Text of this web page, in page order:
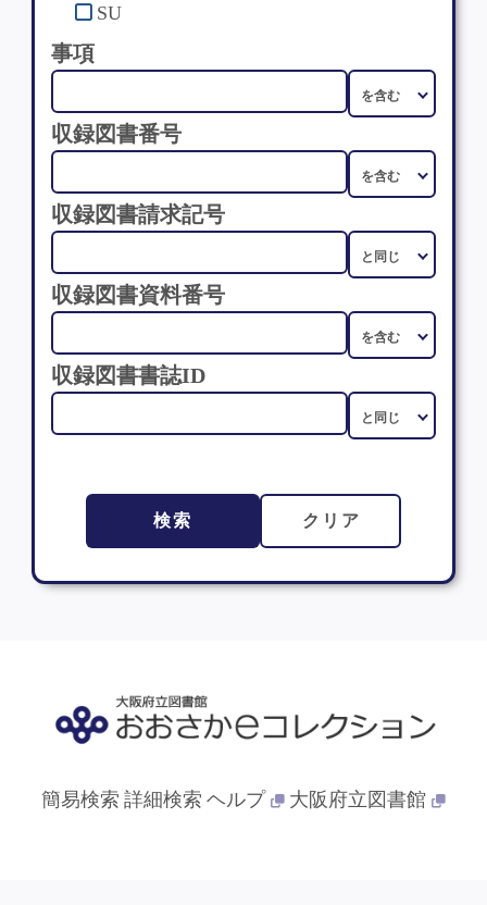
SU
事項
収録図書番号
収録図書請求記号
収録図書資料番号
収録図書書誌ID
検索 クリア
簡易検索 詳細検索 ヘルプ 大阪府立図書館